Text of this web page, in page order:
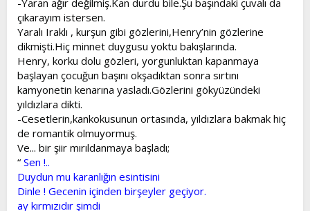
çıkarayım istersen.
Yaralı Iraklı , kurşun gibi gözlerini,Henry’nin gözlerine
dikmişti.Hiç minnet duygusu yoktu bakışlarında.
Henry, korku dolu gözleri, yorgunluktan kapanmaya
başlayan çocuğun başını okşadıktan sonra sırtını
kamyonetin kenarına yasladı.Gözlerini gökyüzündeki
yıldızlara dikti.
-Cesetlerin,kankokusunun ortasında, yıldızlara bakmak hiç
de romantik olmuyormuş.
Ve... bir şiir mırıldanmaya başladı;
“ Sen !..
Duydun mu karanlığın esintisini
Dinle ! Gecenin içinden birşeyler geçiyor.
ay kırmızıdır şimdi